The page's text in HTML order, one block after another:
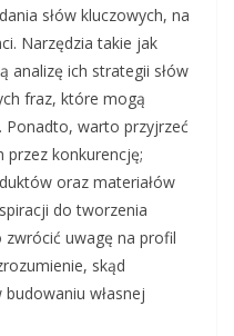
słów kluczowych, na
Narzędzia takie jak
analizę ich strategii słów
fraz, które mogą
Ponadto, warto przyjrzeć
przez konkurencję;
oraz materiałów
do tworzenia
zwrócić uwagę na profil
skąd
własnej